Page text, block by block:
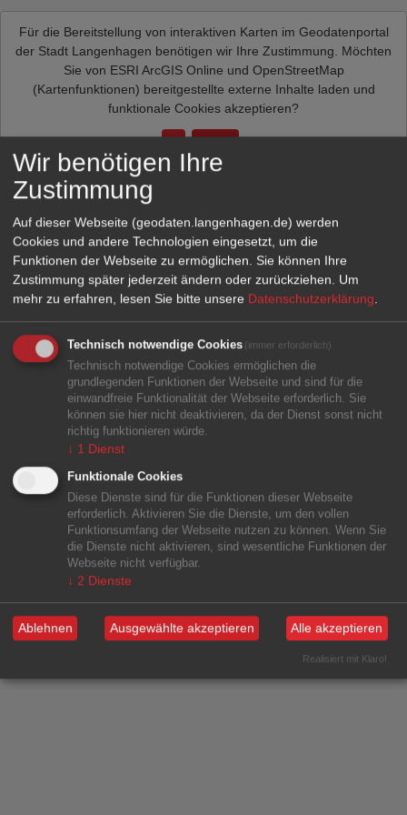
Für die Bereitstellung von interaktiven Karten im Geodatenportal
der Stadt Langenhagen benötigen wir Ihre Zustimmung. Möchten
Sie von ESRI ArcGIS Online und OpenStreetMap
(Kartenfunktionen) bereitgestellte externe Inhalte laden und
funktionale Cookies akzeptieren?
Ja Immer
Wir benötigen Ihre
Zustimmung
Auf dieser Webseite (geodaten.langenhagen.de) werden
Cookies und andere Technologien eingesetzt, um die
Funktionen der Webseite zu ermöglichen. Sie können Ihre
Zustimmung später jederzeit ändern oder zurückziehen. Um
mehr zu erfahren, lesen Sie bitte unsere Datenschutzerklärung
Technisch notwendige Cookies (immer erforderlich)
Technisch notwendige Cookies ermöglichen die
grundlegenden Funktionen der Webseite und sind für die
einwandfreie Funktionalität der Webseite erforderlich. Sie
können sie hier nicht deaktivieren, da der Dienst sonst nicht
richtig funktionieren würde.
↓ 1 Dienst
Funktionale Cookies
Diese Dienste sind für die Funktionen dieser Webseite
erforderlich. Aktivieren Sie die Dienste, um den vollen
Funktionsumfang der Webseite nutzen zu können. Wenn Sie
die Dienste nicht aktivieren, sind wesentliche Funktionen der
Webseite nicht verfügbar.
↓ 2 Dienste
Ablehnen Ausgewählte akzeptieren Alle akzeptieren
Realisiert mit Klaro!